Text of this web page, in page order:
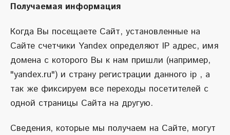
Получаемая информация
Когда Вы посещаете Сайт, установленные на
Сайте счетчики Yandex определяют IP адрес, имя
домена с которого Вы к нам пришли (например,
"yandex.ru") и страну регистрации данного ip , а
так же фиксируем все переходы посетителей с
одной страницы Сайта на другую.
Сведения, которые мы получаем на Сайте, могут